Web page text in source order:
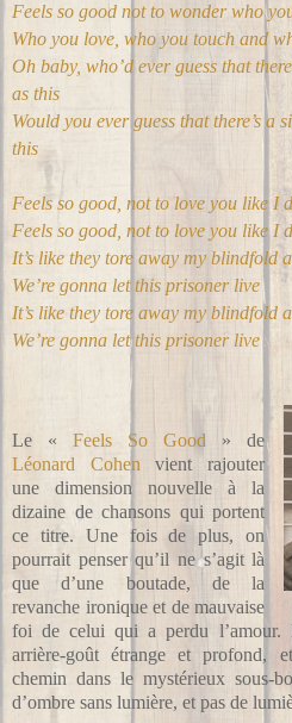
Feels so good not to wonder who
Who you love, who you touch and
Oh baby, who’d ever guess that
as this
Would you ever guess that there’s a
this
Feels so good, not to love you like I
Feels so good, not to love you like I
It’s like they tore away my blindfold
We’re gonna let this prisoner live
It’s like they tore away my blindfold
We’re gonna let this prisoner live
Le «Feels So Good » de
Léonard Cohen vient rajouter
une dimension nouvelle à la
dizaine de chansons qui portent
ce titre. Une fois de plus, on
pourrait penser qu’il ne s’agit là
que d’une boutade, de la
revanche ironique et de mauvaise
foi de celui qui a perdu l’amour.
arrière-goût étrange et profond,
chemin dans le mystérieux sous-
d’ombre sans lumière, et pas de